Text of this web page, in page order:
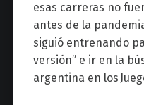
esas carreras no
antes de la
siguió entrenando
versión” e ir en la
argentina en los